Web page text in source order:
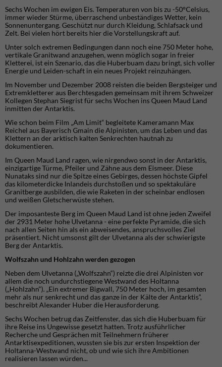
Sechs Wochen im ewigen Eis. Temperaturen von bis zu -50°Celsius,
immer wieder Stürme, überraschend unbeständiges Wetter, kein
Sonnenuntergang. Geschützt nur durch Kleidung, Schlafsack und
Zelt. Bei vielen hört bereits hier die Vorstellungskraft auf.
Unter solch extremen Bedingungen dann noch eine 750 Meter hohe,
vertikale Granitwand anzugehen, wenn möglich sogar in freier
Kletterei, ist ein Szenario, das die Huberbuam dazu bringt, sich voller
Energie und Leiden-schaft in ein neues Projekt reinzuhängen.
Im November und Dezember 2008 reisten die beiden Bergsteiger und
Extremkletterer aus Berchtesgaden gemeinsam mit ihrem Schweizer
Kollegen Stephan Siegrist für sechs Wochen ins Queen Maud Land
inmitten der Antarktis.
Wie schon beim Film „Am Limit“ begleitete Kameramann Max
Reichel aus Bayerisch Gmain die Alpinisten, um das Leben und das
Klettern an der arktisch kalten Senkrechten hautnah zu
dokumentieren.
Im Queen Maud Land ragen, wie nirgendwo sonst in der Antarktis,
einzigartige Türme, Pfeiler und Zähne aus dem Eismeer. Diese
Nunataks sind nur die Spitze eines Gebirges, dessen höchste Gipfel
das kilometerdicke Inlandeis durchstoßen und so spektakuläre
Granitberge ausbilden, die wie Raketen in der scheinbar endlosen
und weißen Gletscherwüste stehen.
Der imposanteste Berg im Queen Maud Land ist ohne jeden Zweifel
der 2931 Meter hohe Ulvetanna - eine perfekte Pyramide, die sich
nach allen Seiten hin als ein abweisendes, anspruchsvolles Ziel
präsentiert. Nicht umsonst gilt der Ulvetanna als der schwierigste
Berg der Antarktis.
Wolfszahn und Hohlzahn werden gezogen
Neben dem Ulvetanna („Wolfszahn“) reizte die drei Alpinisten vor
allem die noch undurchstiegene Westwand des Holtanna
(„Hohlzahn“). „Ein extremer Bigwall, 750 Meter hoch, im gesamten
mehr als nur senkrecht und das ganze in der Kälte der Antarktis“,
beschreibt Alexander Huber die Herausforderung.
Sechs Wochen betrug das Zeitfenster, das sich die Huberbuam für
ihre Reise ins Ungewisse gesetzt hatten. Trotz ausführlicher
Recherche und Gesprächen mit Teilnehmern früherer
Antarktisexpeditionen, wussten sie bis zur ersten Inspektion der
Holtanna-Westwand nicht, ob und wie sich ihre Ambitionen
realisieren lassen würden...